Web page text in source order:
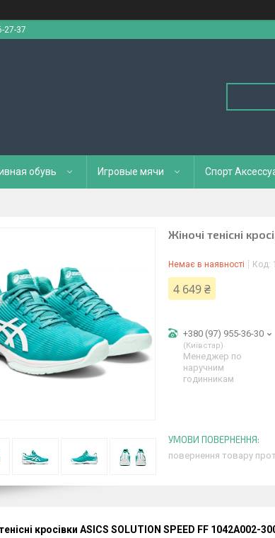
27-37
обувь Игровые мячи Спорт
Жіночі тенісні
Немає в наявності Код:
4 649 ₴
+380 (97) 955-36-30
Київстар
Менеджер по
наручним
годинникам
повернення товару
кросівки ASICS SOLUTION SPEED FF 1042A002-